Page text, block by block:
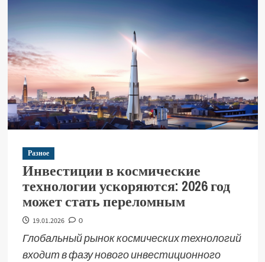
Разное
Инвестиции в космические
технологии ускоряются: 2026 год
может стать переломным
19.01.2026 0
Глобальный рынок космических технологий
входит в фазу нового инвестиционного